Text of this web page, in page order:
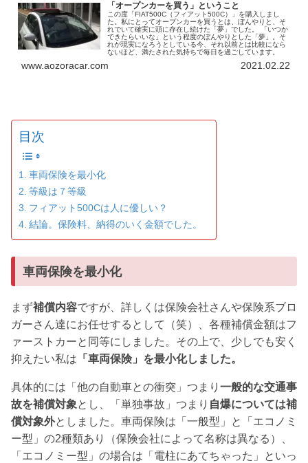
「オープンカーを買う」ということ
この度「FIAT500C（フィアット500C）」を購入しまし
た。私にとってオープンカーを買うとは、ぼんやりと、そ
れでいて確実に頭に存在し続けた「夢」でした。 「いつか
できたらいいな」という程度のぼんやりとした「夢」。そ
れが現実になろうとしている今、それ以前とは比較になら
ないほど、満たされた気持ちで毎日を過ごしています。
www.aozoracar.com 2021.02.22
目次
車両保険を最小化
等級は７等級
フィアット500Cは人に優しい？
結論。保険料、納得のいく金額でした。
車両保険を最小化
まず補償内容ですが、詳しくは保険会社さんや保険系ブロ
ガーさん達にお任せするとして（笑）、各種補償金額はフ
ァーストカーと同等にしました。その上で、少しでも安く
抑えたい私は 「車両保険」を最小化しま した。
具体的には「他の自動車との衝突」つまり 一般的な交通事
故を補償対象とし、「単独事故」つまり 自爆については補
償対象外としました。車両保険は「一般型」と「エコノミ
ー型」の2種類あり（保険会社によって名称は異なる）、
「エコノミー型」の場合は「電柱にあてちゃった」といっ